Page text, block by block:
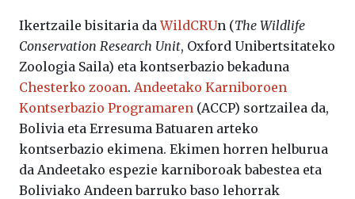
Ikertzaile bisitaria daWildCRUn (The Wildlife
Conservation Research Unit, Oxford Unibertsitateko
Zoologia Saila) eta kontserbazio bekaduna
Chesterko zooan. Andeetako Karniboroen
Kontserbazio Programaren (ACCP) sortzailea da,
Bolivia eta Erresuma Batuaren arteko
kontserbazio ekimena. Ekimen horren helburua
da Andeetako espezie karniboroak babestea eta
Boliviako Andeen barruko baso lehorrak